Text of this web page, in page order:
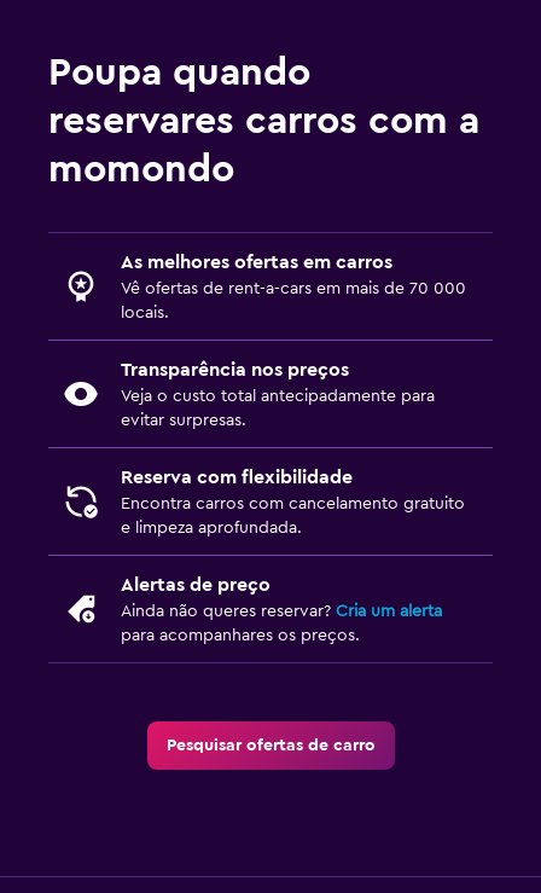
Poupa quando
reservares carros com a
momondo
As melhores ofertas em carros
Vê ofertas de rent-a-cars em mais de 70 000
locais.
Transparência nos preços
Veja o custo total antecipadamente para
evitar surpresas.
Reserva com flexibilidade
Encontra carros com cancelamento gratuito
e limpeza aprofundada.
Alertas de preço
Ainda não queres reservar? Cria um alerta
para acompanhares os preços.
Pesquisar ofertas de carro